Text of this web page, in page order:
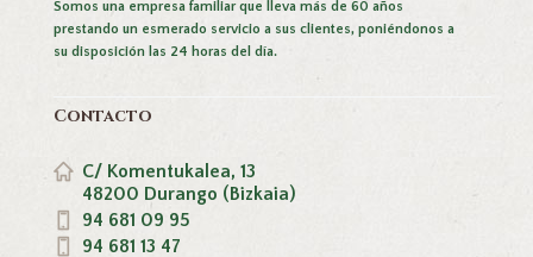
Somos una empresa familiar que lleva más de 60 años
prestando un esmerado servicio a sus clientes, poniéndonos a
su disposición las 24 horas del día.
Contacto
C/ Komentukalea, 13
48200 Durango (Bizkaia)
94 681 09 95
94 681 13 47